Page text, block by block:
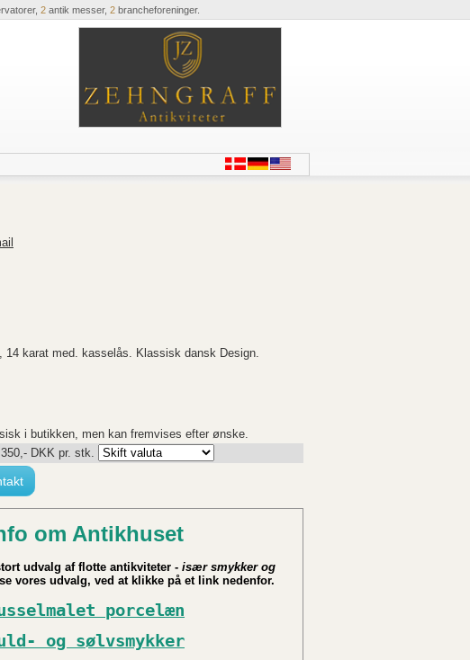
2antik messer, 2brancheforeninger.
14 karat med. kasselås. Klassisk dansk Design.
i butikken, men kan fremvises efter ønske.
,- DKK pr. stk.
om Antikhuset
udvalg af flotte antikviteter - især smykker og
vores udvalg, ved at klikke på et link nedenfor.
porcelæn
og sølvsmykker